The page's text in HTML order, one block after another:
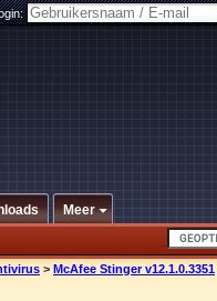
Meer
> McAfee Stinger v12.1.0.3351